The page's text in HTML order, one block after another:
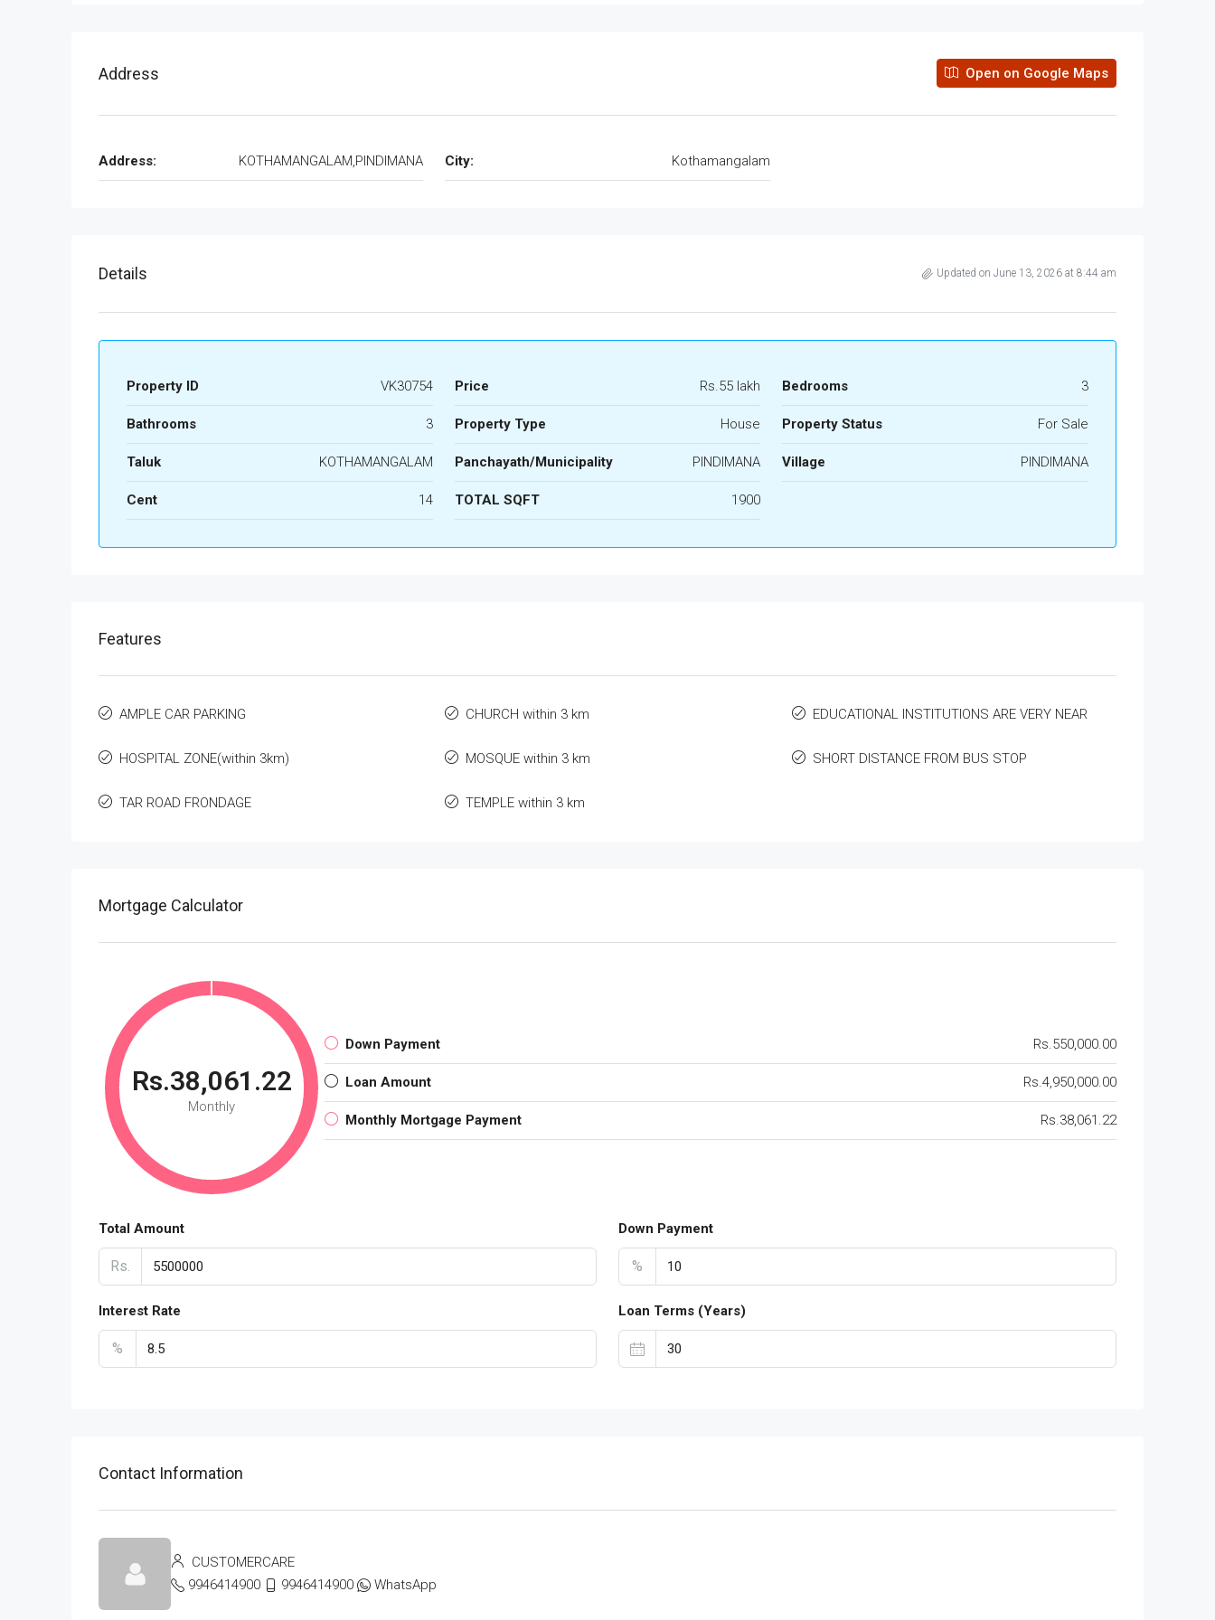
Address Open on Google Maps
Address: KOTHAMANGALAM,PINDIMANA City: Kothamangalam
Details Updated on June 13, 2026 at 8:44 am
Property ID VK30754 Price Rs.55 lakh Bedrooms 3
Bathrooms 3 Property Type House Property Status For Sale
Taluk KOTHAMANGALAM Panchayath/Municipality PINDIMANA Village PINDIMANA
Cent 14 TOTAL SQFT 1900
Features
AMPLE CAR PARKING CHURCH within 3 km EDUCATIONAL INSTITUTIONS ARE VERY NEAR
HOSPITAL ZONE(within 3km) MOSQUE within 3 km SHORT DISTANCE FROM BUS STOP
TAR ROAD FRONDAGE TEMPLE within 3 km
Mortgage Calculator
Rs.38,061.22
Monthly
Down Payment Rs.550,000.00
Loan Amount Rs.4,950,000.00
Monthly Mortgage Payment Rs.38,061.22
Total Amount
Rs.
Down Payment
%
Interest Rate
%
Loan Terms (Years)
Contact Information
CUSTOMERCARE
9946414900
9946414900 WhatsApp